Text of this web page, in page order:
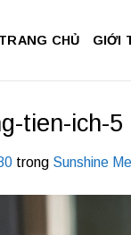
TRANG CHỦ GIỚI
tien-ich-5
trong Sunshine